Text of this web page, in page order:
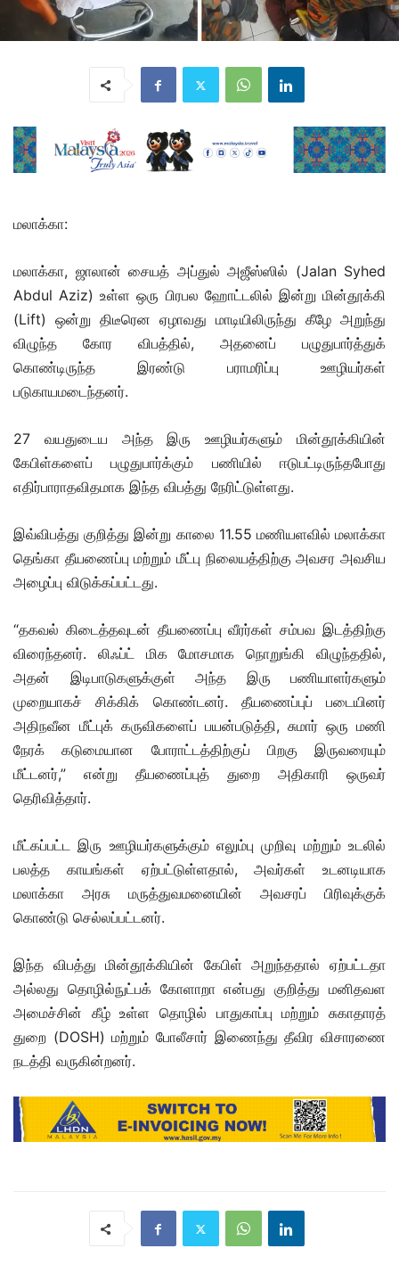
மலாக்கா:
மலாக்கா, ஜாலான் சையத் அப்துல் அஜீஸ்ஸில் (Jalan Syhed
Abdul Aziz) உள்ள ஒரு பிரபல ஹோட்டலில் இன்று மின்தூக்கி
(Lift) ஒன்று திடீரென ஏழாவது மாடியிலிருந்து கீழே அறுந்து
விழுந்த கோர விபத்தில், அதனைப் பழுதுபார்த்துக்
கொண்டிருந்த இரண்டு பராமரிப்பு ஊழியர்கள்
படுகாயமடைந்தனர்.
27 வயதுடைய அந்த இரு ஊழியர்களும் மின்தூக்கியின்
கேபிள்களைப் பழுதுபார்க்கும் பணியில் ஈடுபட்டிருந்தபோது
எதிர்பாராதவிதமாக இந்த விபத்து நேரிட்டுள்ளது.
இவ்விபத்து குறித்து இன்று காலை 11.55 மணியளவில் மலாக்கா
தெங்கா தீயணைப்பு மற்றும் மீட்பு நிலையத்திற்கு அவசர அவசிய
அழைப்பு விடுக்கப்பட்டது.
“தகவல் கிடைத்தவுடன் தீயணைப்பு வீரர்கள் சம்பவ இடத்திற்கு
விரைந்தனர். லிஃப்ட் மிக மோசமாக நொறுங்கி விழுந்ததில்,
அதன் இடிபாடுகளுக்குள் அந்த இரு பணியாளர்களும்
முறையாகச் சிக்கிக் கொண்டனர். தீயணைப்புப் படையினர்
அதிநவீன மீட்புக் கருவிகளைப் பயன்படுத்தி, சுமார் ஒரு மணி
நேரக் கடுமையான போராட்டத்திற்குப் பிறகு இருவரையும்
மீட்டனர்,” என்று தீயணைப்புத் துறை அதிகாரி ஒருவர்
தெரிவித்தார்.
மீட்கப்பட்ட இரு ஊழியர்களுக்கும் எலும்பு முறிவு மற்றும் உடலில்
பலத்த காயங்கள் ஏற்பட்டுள்ளதால், அவர்கள் உடனடியாக
மலாக்கா அரசு மருத்துவமனையின் அவசரப் பிரிவுக்குக்
கொண்டு செல்லப்பட்டனர்.
இந்த விபத்து மின்தூக்கியின் கேபிள் அறுந்ததால் ஏற்பட்டதா
அல்லது தொழில்நுட்பக் கோளாறா என்பது குறித்து மனிதவள
அமைச்சின் கீழ் உள்ள தொழில் பாதுகாப்பு மற்றும் சுகாதாரத்
துறை (DOSH) மற்றும் போலீசார் இணைந்து தீவிர விசாரணை
நடத்தி வருகின்றனர்.